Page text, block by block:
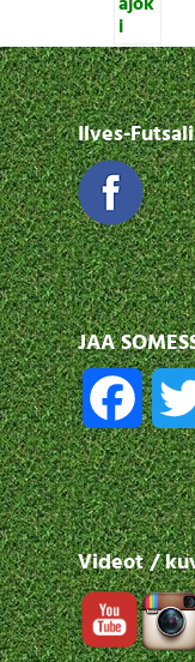
Ilves-
JAA
F
a
c
e
b
Videot /